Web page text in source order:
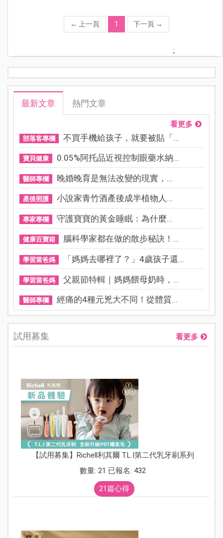
← 上一頁 1 下一頁 →
;
最新文章 熱門文章
看更多
部落客專欄 不買手機給孩子，就要被貼「...
寶貝健康 0.05%阿托品近視控制眼藥水納...
醫師專欄 晚婚晚育是無法改變的現實，...
產後照護 小說家青竹酒產後成半植物人...
專家專欄 守護寶寶的黃金睡眠：為什麼...
健康百寶箱 腦科學家都在做的散步秘訣！...
學習當爸媽 「媽媽去哪裡了？」4歲孩子還...
學習當爸媽 父親節特輯｜媽媽餵母奶時，...
醫師專欄 經痛的4種元兇大不同！從體質...
試用募集 看更多
【試用募集】Richell利其爾 T.L.I第二代乳牙刷系列
數量: 21 已報名: 432
21篇心得